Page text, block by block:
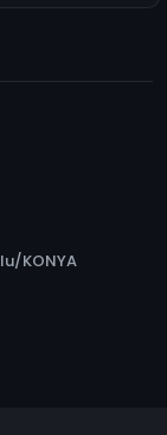
KONYA